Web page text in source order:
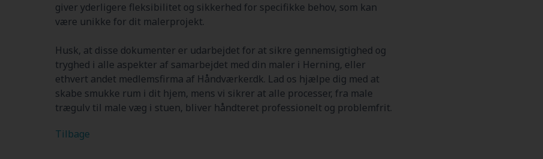
giver yderligere fleksibilitet og sikkerhed for specifikke behov, som kan
være unikke for dit malerprojekt.
Husk, at disse dokumenter er udarbejdet for at sikre gennemsigtighed og
tryghed i alle aspekter af samarbejdet med din maler i Herning, eller
ethvert andet medlemsfirma af Håndværker.dk. Lad os hjælpe dig med at
skabe smukke rum i dit hjem, mens vi sikrer at alle processer, fra male
trægulv til male væg i stuen, bliver håndteret professionelt og problemfrit.
Tilbage